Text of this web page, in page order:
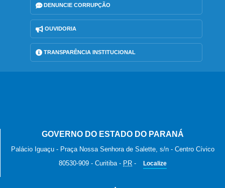
DENUNCIE CORRUPÇÃO
OUVIDORIA
TRANSPARÊNCIA INSTITUCIONAL
GOVERNO DO ESTADO DO PARANÁ
Palácio Iguaçu - Praça Nossa Senhora de Salette, s/n - Centro Cívico
80530-909 - Curitiba- PR - Localize